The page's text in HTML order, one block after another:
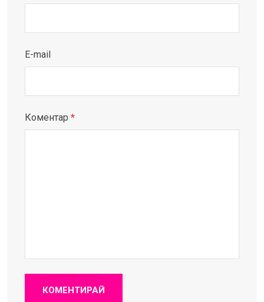
E-mail
Коментар *
КОМЕНТИРАЙ